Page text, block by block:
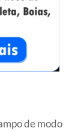
de modo